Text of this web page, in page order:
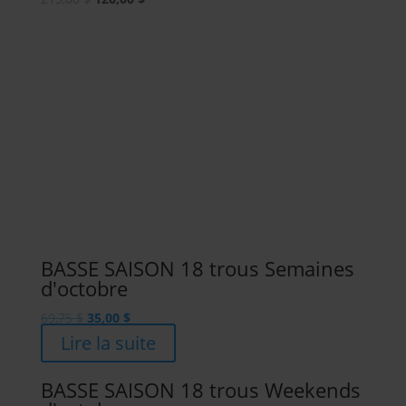
BASSE SAISON 18 trous Semaines
d'octobre
69,75$ Le
prix
initial
était :
69,75 $.
35,00 $Le
prix
actuel
est :
35,00 $.
Lire la suite
BASSE SAISON 18 trous Weekends